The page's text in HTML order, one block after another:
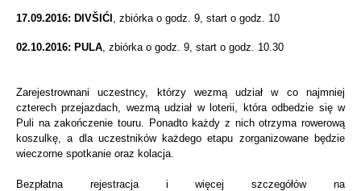
17.09.2016: DIVŠIĆI , zbiórka o godz. 9, start o godz. 10
02.10.2016: PULA zbiórka o godz. 9, start o godz. 10.30
Zarejestrownani uczestncy, którzy wezmą udział w co najmniej
czterech przejazdach, wezmą udział w loterii, która odbedzie się w
Puli na zakończenie touru. Ponadto każdy z nich otrzyma rowerową
koszulkę, a dla uczestników każdego etapu zorganizowane będzie
wieczorne spotkanie oraz kolacja.
Bezpłatna rejestracja i więcej szczegółów na